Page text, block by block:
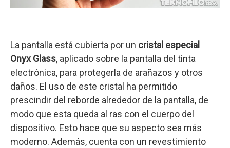
La pantalla está cubierta por un cristal especial
Onyx Glass, aplicado sobre la pantalla del tinta
electrónica, para protegerla de arañazos y otros
daños. El uso de este cristal ha permitido
prescindir del reborde alrededor de la pantalla, de
modo que esta queda al ras con el cuerpo del
dispositivo. Esto hace que su aspecto sea más
moderno. Además, cuenta con un revestimiento